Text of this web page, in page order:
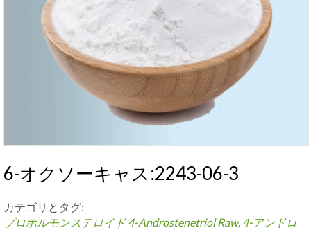
6-オクソーキャス:2243-06-3
カテゴリとタグ:
プロホルモンステロイド 4-Androstenetriol Raw, 4-アンドロ